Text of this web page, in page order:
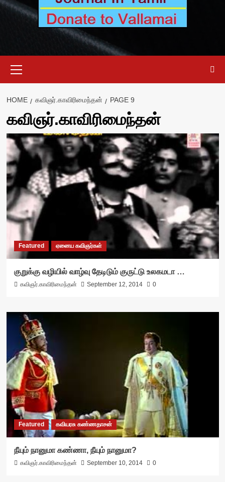
Menu
HOME கவிஞர்.காவிரிமைந்தன் PAGE 9
கவிஞர்.காவிரிமைந்தன்
Featured ஏனைய கவிஞர்கள்
குறுக்கு வழியில் வாழ்வு தேடிடும் குருட்டு உலகமடா …
கவிஞர்.காவிரிமைந்தன் September 12, 2014 0
Featured கவியரசு கண்ணதாசன்
நீயும் நானுமா கண்ணா, நீயும் நானுமா?
கவிஞர்.காவிரிமைந்தன் September 10, 2014 0